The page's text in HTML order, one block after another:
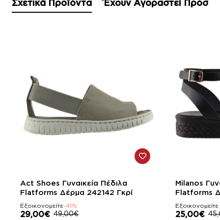
Σχετικά Προϊόντα Έχουν Αγοραστεί
-41%
Act Shoes Γυναικεία Πέδιλα
Flatforms Δέρμα 242142 Γκρί
Εξοικονομείτε-41%
29,00€ 49,00€
-44%
Milanos
Flatforms
Εξοικονομείτε
25,00€